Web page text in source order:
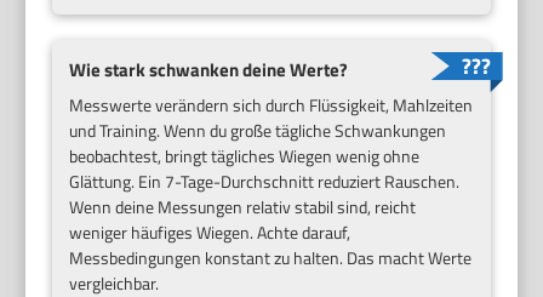
Wie stark schwanken deine Werte?
Messwerte verändern sich durch Flüssigkeit, Mahlzeiten
und Training. Wenn du große tägliche Schwankungen
beobachtest, bringt tägliches Wiegen wenig ohne
Glättung. Ein 7-Tage-Durchschnitt reduziert Rauschen.
Wenn deine Messungen relativ stabil sind, reicht
weniger häufiges Wiegen. Achte darauf,
Messbedingungen konstant zu halten. Das macht Werte
vergleichbar.